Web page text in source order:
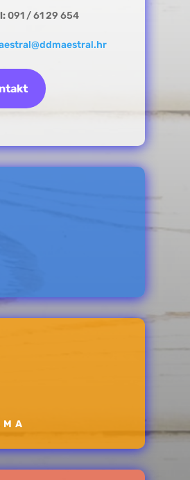
091 / 61 29 654